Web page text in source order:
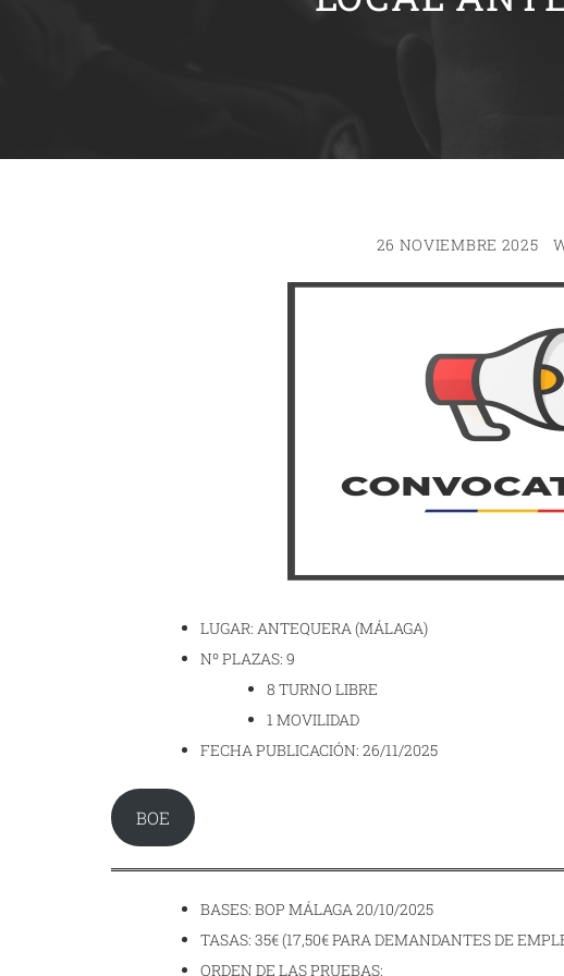
26 NOVIEMBRE 2025
LUGAR: ANTEQUERA (MÁLAGA)
Nº PLAZAS: 9
8 TURNO LIBRE
1 MOVILIDAD
FECHA PUBLICACIÓN: 26/11/2025
BOE
BASES: BOP MÁLAGA 20/10/2025
TASAS: 35€ (17,50€ PARA DEMANDANTES DE
ORDEN DE LAS PRUEBAS: